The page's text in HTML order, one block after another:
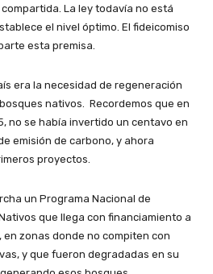
La ley todavía no está
el nivel óptimo. El fideicomiso
esta premisa.
era la necesidad de regeneración
nativos. Recordemos que en
no se había invertido un centavo en
emisión de carbono, y ahora
proyectos.
un Programa Nacional de
que llega con financiamiento a
zonas donde no compiten con
y que fueron degradadas en su